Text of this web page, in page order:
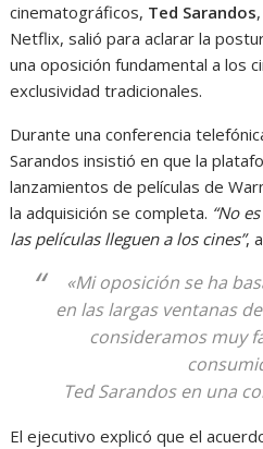
cinematográficos, Ted Sarandos
Netflix, salió para aclarar la
una oposición fundamental a los
exclusividad tradicionales.
Durante una conferencia
Sarandos insistió en que la
lanzamientos de películas de
la adquisición se completa. “No
las películas lleguen a los cines”,
«Mi oposición se ha
en las largas ventanas
consideramos muy
Ted Sarandos en una
El ejecutivo explicó que el